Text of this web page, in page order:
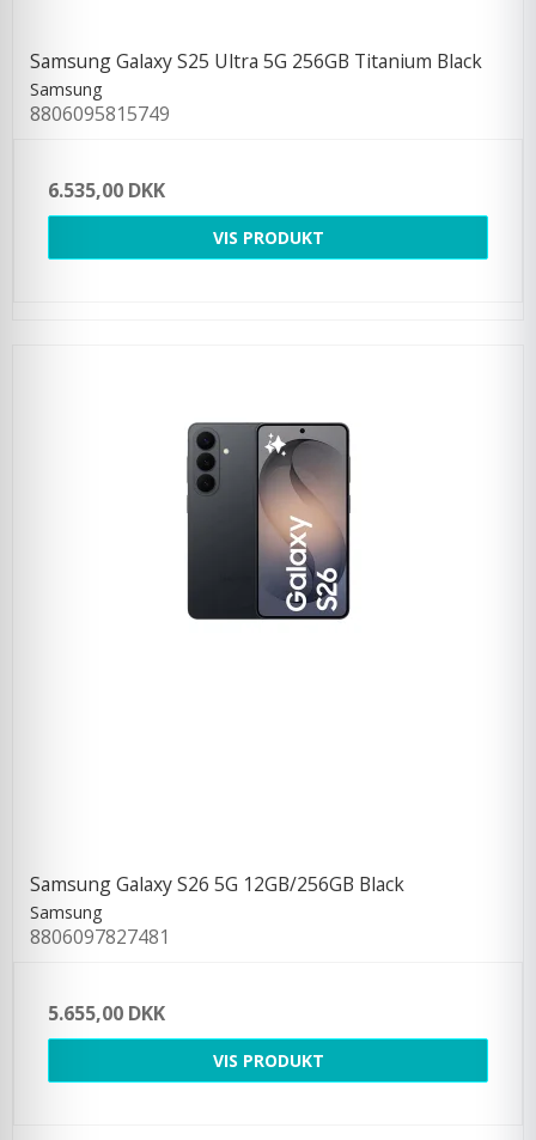
Samsung Galaxy S25 Ultra 5G 256GB Titanium Black
Samsung
8806095815749
6.535,00 DKK
VIS PRODUKT
Samsung Galaxy S26 5G 12GB/256GB Black
Samsung
8806097827481
5.655,00 DKK
VIS PRODUKT